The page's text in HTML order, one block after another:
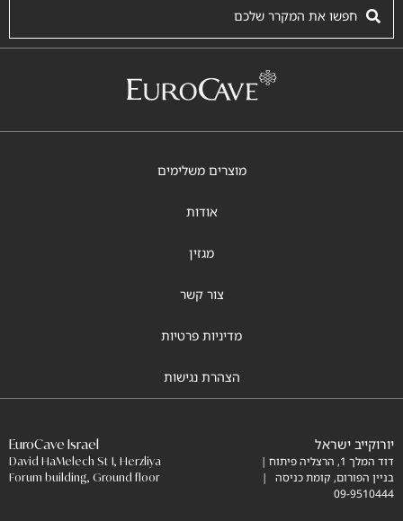
מוצרים משלימים
אודות
מגזין
צור קשר
מדיניות פרטיות
הצהרת נגישות
יורוקייב ישראל
דוד המלך 1, הרצליה פיתוח |
בניין הפורום, קומת כניסה |
09-9510444
EuroCave Israel
David HaMelech St 1, Herzliya
Forum building, Ground floor